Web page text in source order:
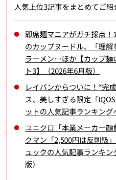
人気上位3記事をまとめてご紹
即席麺マニアがガチ採点
のカップヌードル、「理
ラーメン…ほか【カップ麺
ト3】（2026年6月版）
レイバンからついに！“完
ス、美しすぎる限定「
ットの人気記事ランキング
ユニクロ「本業メーカー
クマン「2,500円は反則級
ュックの人気記事ランキ
版）